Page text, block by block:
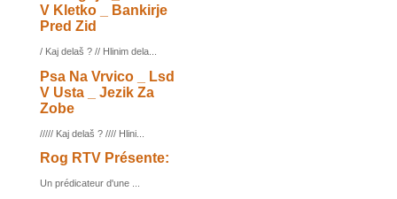
V Kletko _ Bankirje
Pred Zid
/ Kaj delaš ? // Hlinim dela...
Psa Na Vrvico _ Lsd
V Usta _ Jezik Za
Zobe
///// Kaj delaš ? //// Hlini...
Rog RTV Présente:
Un prédicateur d'une ...